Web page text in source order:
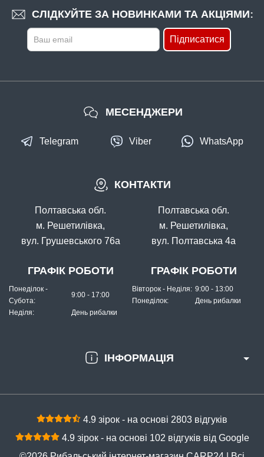
СЛІДКУЙТЕ ЗА НОВИНКАМИ ТА АКЦІЯМИ:
Підписатися
ІНФОРМАЦІЯ
КОНТАКТИ
Полтавська обл.
м. Решетилівка,
вул. Грушевського 76а
ГРАФІК РОБОТИ
Понеділок -
Субота:
9:00 - 17:00
Неділя: День рибалки
Полтавська обл.
м. Решетилівка,
вул. Полтавська 4а
ГРАФІК РОБОТИ
Вівторок - Неділя: 9:00 - 13:00
Понеділок:
День рибалки
МЕСЕНДЖЕРИ
Telegram Viber WhatsApp
4.9 зірок - на основі 2803 відгуків
4.9 зірок - на основі 102 відгуків від Google